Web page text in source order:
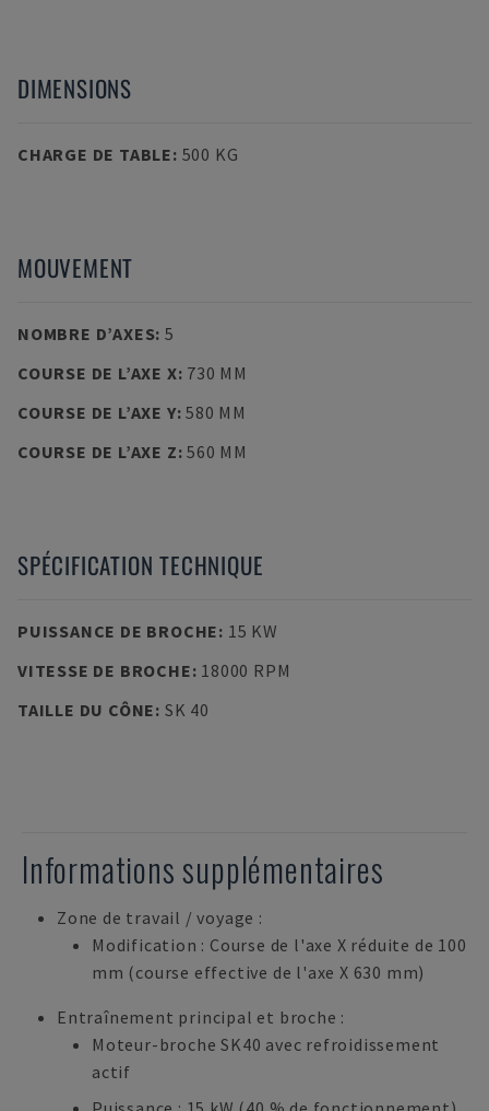
DIMENSIONS
CHARGE DE TABLE: 500 KG
MOUVEMENT
NOMBRE D’AXES: 5
COURSE DE L’AXE X: 730 MM
COURSE DE L’AXE Y:580 MM
COURSE DE L’AXE Z:560 MM
SPÉCIFICATION TECHNIQUE
PUISSANCE DE BROCHE: 15 KW
VITESSE DE BROCHE: 18000 RPM
TAILLE DU CÔNE: SK 40
Informations supplémentaires
Zone de travail / voyage :
Modification : Course de l'axe X réduite de 100
mm (course effective de l'axe X 630 mm)
Entraînement principal et broche :
Moteur-broche SK40 avec refroidissement
actif